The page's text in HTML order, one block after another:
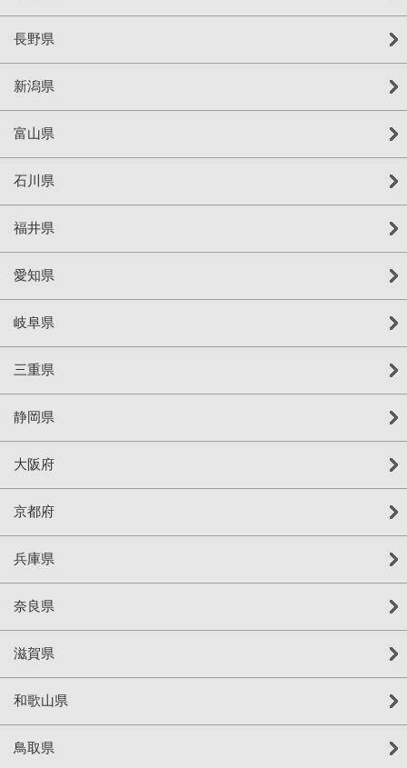
長野県
新潟県
富山県
石川県
福井県
愛知県
岐阜県
三重県
静岡県
大阪府
京都府
兵庫県
奈良県
滋賀県
和歌山県
鳥取県